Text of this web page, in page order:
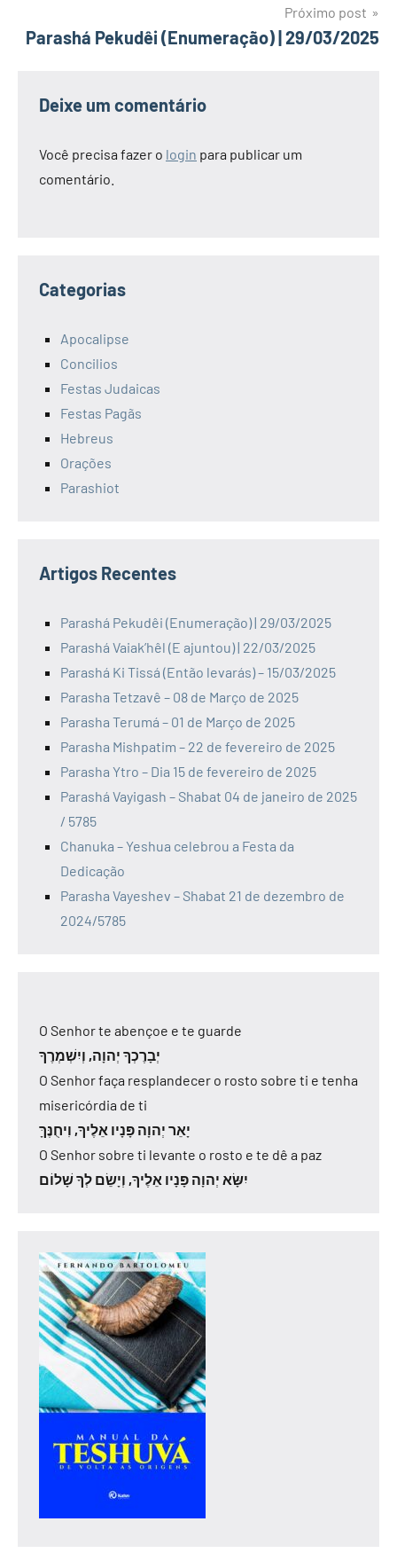
Próximo post
Parashá Pekudêi (Enumeração) | 29/03/2025
Deixe um comentário
Você precisa fazer o login para publicar um
comentário.
Categorias
Apocalipse
Concilios
Festas Judaicas
Festas Pagãs
Hebreus
Orações
Parashiot
Artigos Recentes
Parashá Pekudêi (Enumeração) | 29/03/2025
Parashá Vaiak’hêl (E ajuntou) | 22/03/2025
Parashá Ki Tissá (Então levarás) – 15/03/2025
Parasha Tetzavê – 08 de Março de 2025
Parasha Terumá – 01 de Março de 2025
Parasha Mishpatim – 22 de fevereiro de 2025
Parasha Ytro – Dia 15 de fevereiro de 2025
Parashá Vayigash – Shabat 04 de janeiro de 2025
/ 5785
Chanuka – Yeshua celebrou a Festa da
Dedicação
Parasha Vayeshev – Shabat 21 de dezembro de
2024/5785
O Senhor te abençoe e te guarde
יְבָרֶכְךָ יְהוָה, וְיִשְׁמְרֶךָ
O Senhor faça resplandecer o rosto sobre ti e tenha
misericórdia de ti
יָאֵר יְהוָה פָּנָיו אֵלֶיךָ, וִיחֻנֶּךָּ
O Senhor sobre ti levante o rosto e te dê a paz
יִשָּׂא יְהוָה פָּנָיו אֵלֶיךָ, וְיָשֵׂם לְךָ שָׁלוֹם